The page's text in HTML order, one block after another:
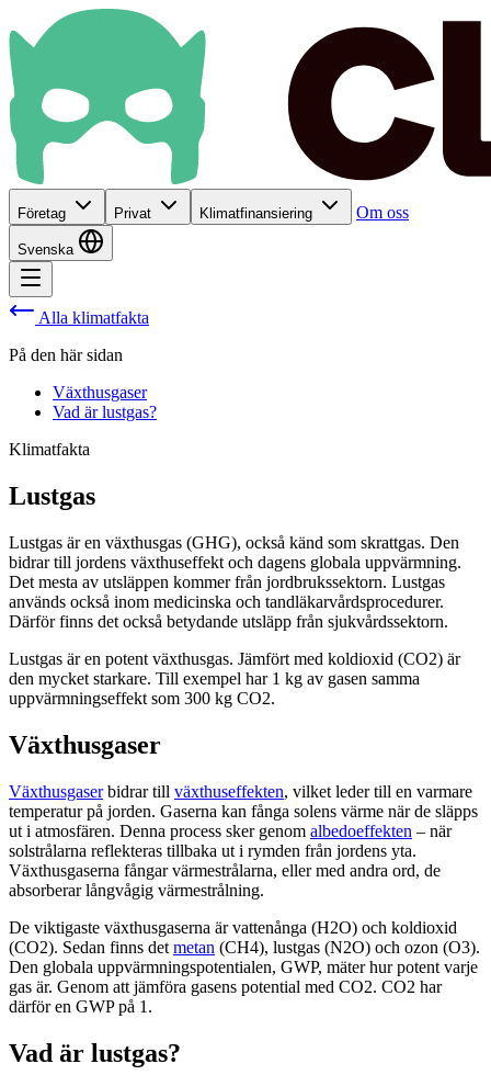
Företag Privat Klimatfinansiering Om oss
Svenska
Alla klimatfakta
På den här sidan
Växthusgaser
Vad är lustgas?
Klimatfakta
Lustgas
Lustgas är en växthusgas (GHG), också känd som skrattgas. Den
bidrar till jordens växthuseffekt och dagens globala uppvärmning.
Det mesta av utsläppen kommer från jordbrukssektorn. Lustgas
används också inom medicinska och tandläkarvårdsprocedurer.
Därför finns det också betydande utsläpp från sjukvårdssektorn.
Lustgas är en potent växthusgas. Jämfört med koldioxid (CO2) är
den mycket starkare. Till exempel har 1 kg av gasen samma
uppvärmningseffekt som 300 kg CO2.
Växthusgaser
Växthusgaserbidrar till växthuseffekten, vilket leder till en varmare
temperatur på jorden. Gaserna kan fånga solens värme när de släpps
ut i atmosfären. Denna process sker genom albedoeffekten – när
solstrålarna reflekteras tillbaka ut i rymden från jordens yta.
Växthusgaserna fångar värmestrålarna, eller med andra ord, de
absorberar långvågig värmestrålning.
De viktigaste växthusgaserna är vattenånga (H2O) och koldioxid
(CO2). Sedan finns det metan (CH4), lustgas (N2O) och ozon (O3).
Den globala uppvärmningspotentialen, GWP, mäter hur potent varje
gas är. Genom att jämföra gasens potential med CO2. CO2 har
därför en GWP på 1.
Vad är lustgas?